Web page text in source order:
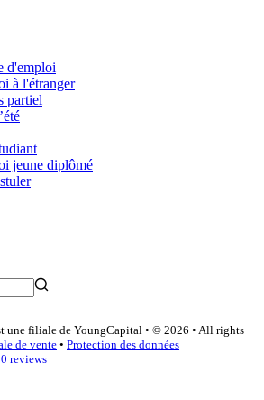
d'emploi
à l'étranger
partiel
jeune diplômé
une filiale de YoungCapital • © 2026 • All rights
de vente • Protection des données
reviews